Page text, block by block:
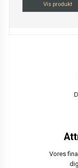
Vis produkt
Vores